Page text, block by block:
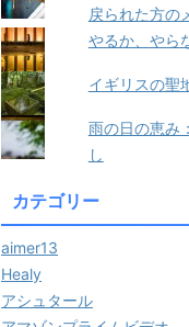
戻られた方の
やるか、やら
イギリスの聖
雨の日の恵み
し
カテゴリー
aimer13
Healy
アシュタール